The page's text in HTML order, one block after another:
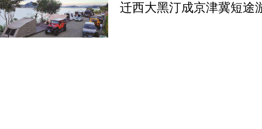
迁西大黑汀成京津冀短途